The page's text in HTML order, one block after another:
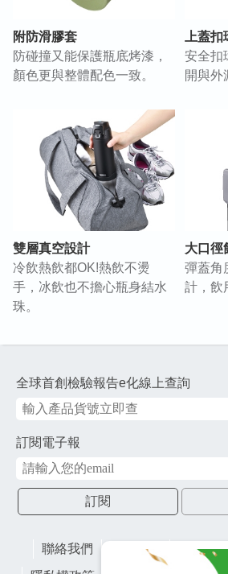
附防滑膠套
防碰撞又能保護瓶底烤漆，
顏色更與整體配色一致。
上蓋
安全扣
開與外
雙層真空設計
冷飲熱飲都OK!熱飲不燙
手，冰飲也不擔心瓶身結水
珠。
大口徑
彈蓋角
計，飲
全球首創檢驗報告e化線上查詢
訂閱電子報
訂閱
聯絡我們 網站地圖
財團法